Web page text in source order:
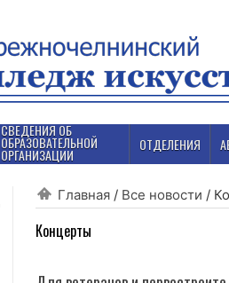
СВЕДЕНИЯ ОБ
ОБРАЗОВАТЕЛЬНОЙ
ОРГАНИЗАЦИИ
ОТДЕЛЕНИЯ
Главная / Все новости /
Концерты